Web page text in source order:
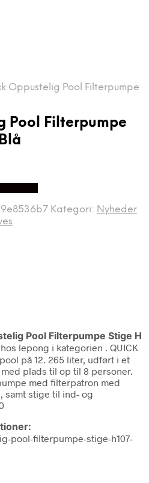
Oppustelig Pool Filterpumpe
Pool Filterpumpe
Kategori: Nyheder
Pool Filterpumpe Stige H
hos lepong i kategorien . QUICK
på 12. 265 liter, udført i et
plads til op til 8 personer.
med filterpatron med
samt stige til ind- og
pool-filterpumpe-stige-h107-